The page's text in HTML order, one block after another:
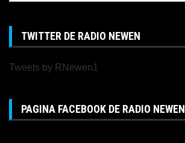
TWITTER DE RADIO NEWEN
Tweets by RNewen1
PAGINA FACEBOOK DE RADIO NEWEN